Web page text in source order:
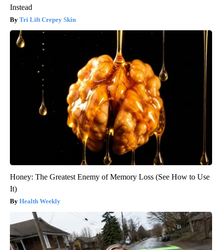
Instead
Tri Lift Crepey Skin
Honey: The Greatest Enemy of Memory Loss (See How to Use
It)
Health Weekly